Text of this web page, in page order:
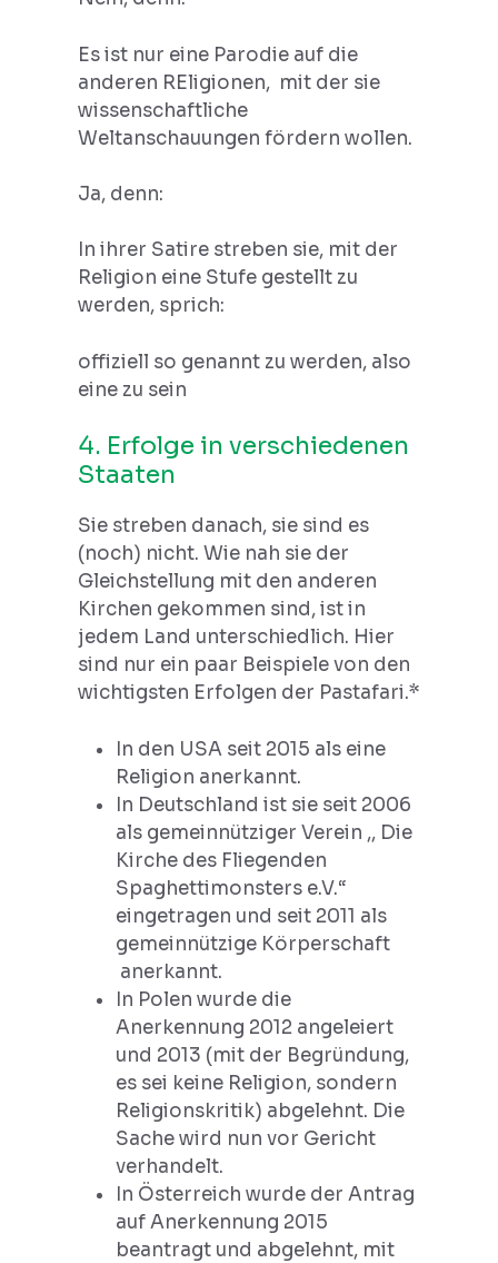
Es ist nur eine Parodie auf die
anderen REligionen, mit der sie
wissenschaftliche
Weltanschauungen fördern wollen.
Ja, denn:
In ihrer Satire streben sie, mit der
Religion eine Stufe gestellt zu
werden, sprich:
offiziell so genannt zu werden, also
eine zu sein
4. Erfolge in verschiedenen
Staaten
Sie streben danach, sie sind es
(noch) nicht. Wie nah sie der
Gleichstellung mit den anderen
Kirchen gekommen sind, ist in
jedem Land unterschiedlich. Hier
sind nur ein paar Beispiele von den
wichtigsten Erfolgen der Pastafari.*
In den USA seit 2015 als eine
Religion anerkannt.
In Deutschland ist sie seit 2006
als gemeinnütziger Verein ,, Die
Kirche des Fliegenden
Spaghettimonsters e.V.“
eingetragen und seit 2011 als
gemeinnützige Körperschaft
anerkannt.
In Polen wurde die
Anerkennung 2012 angeleiert
und 2013 (mit der Begründung,
es sei keine Religion, sondern
Religionskritik) abgelehnt. Die
Sache wird nun vor Gericht
verhandelt.
In Österreich wurde der Antrag
auf Anerkennung 2015
beantragt und abgelehnt, mit